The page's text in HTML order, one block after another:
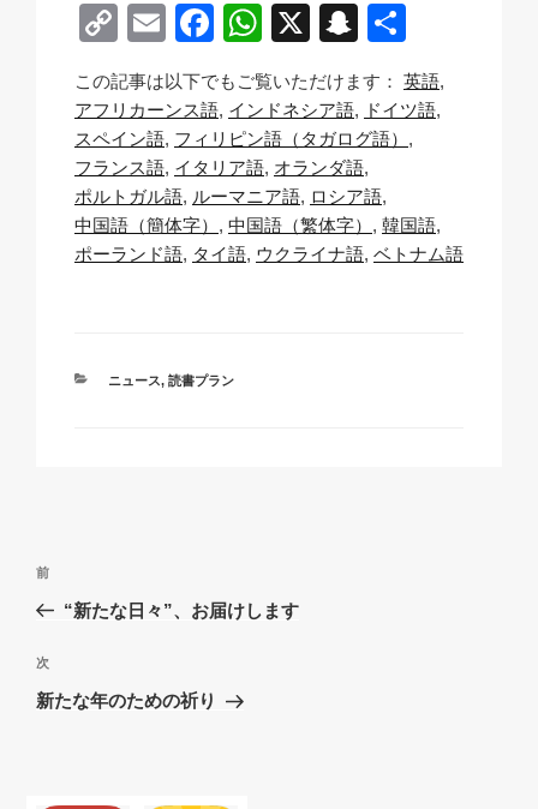
C
o
p
y
Li
n
k
E
m
ail
F
c
e
b
o
o
W
at
s
A
p
p
X
S
a
p
c
h
at
有
この記事は以下でもご覧いただけます： 英語
アフリカーンス語 インドネシア語
ドイツ語
スペイン語 フィリピン語（タガログ語）
フランス語 イタリア語 オランダ語
ポルトガル語 ルーマニア語 ロシア語
中国語（簡体字）
中国語（繁体字）
韓国語
ポーランド語 タイ語 ウクライナ語 ベトナム語
カ
ニュース, 読書プラン
投
ナ
ビ
ゲ
過
去
投
稿
前
“新たな日々”、お届けします
次
の
次
新たな年のための祈り